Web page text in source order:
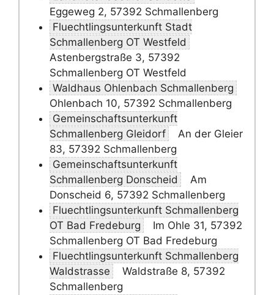
Eggeweg 2, 57392 Schmallenberg
Fluechtlingsunterkunft Stadt
Schmallenberg OT Westfeld
Astenbergstraße 3, 57392
Schmallenberg OT Westfeld
Waldhaus Ohlenbach Schmallenberg
Ohlenbach 10, 57392 Schmallenberg
Gemeinschaftsunterkunft
Schmallenberg Gleidorf
An der Gleier
83, 57392 Schmallenberg
Gemeinschaftsunterkunft
Schmallenberg Donscheid
Am
Donscheid 6, 57392 Schmallenberg
Fluechtlingsunterkunft Schmallenberg
OT Bad Fredeburg
Im Ohle 31, 57392
Schmallenberg OT Bad Fredeburg
Fluechtlingsunterkunft Schmallenberg
Waldstrasse
Waldstraße 8, 57392
Schmallenberg